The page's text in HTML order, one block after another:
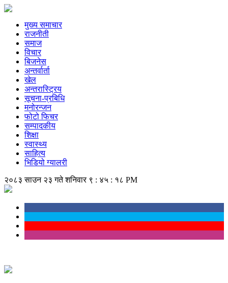
मुख्य समाचार
राजनीती
समाज
विचार
बिजनेस
अन्तर्वार्ता
खेल
अन्तरास्ट्रिय
सूचना-प्रबिधि
मनोरन्जन
फोटो फिचर
सम्पादकीय
शिक्षा
स्वास्थ्य
साहित्य
भिडियो ग्यालरी
२०८३ साउन २३ गते शनिवार ९ : ४५ : १८ PM